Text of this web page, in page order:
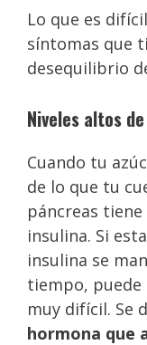
Lo que es
síntomas que
desequilibrio
Niveles altos
Cuando tu
de lo que tu
páncreas
insulina. Si
insulina se
tiempo,
muy difícil. Se
hormona que